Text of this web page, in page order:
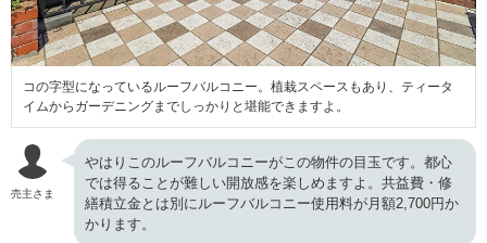
コの字型になっているルーフバルコニー。植栽スペースもあり、ティータ
イムからガーデニングまでしっかりと堪能できますよ。
売主さま
やはりこのルーフバルコニーがこの物件の目玉です。都心
では得ることが難しい開放感を楽しめますよ。共益費・修
繕積立金とは別にルーフバルコニー使用料が月額2,700円か
かります。